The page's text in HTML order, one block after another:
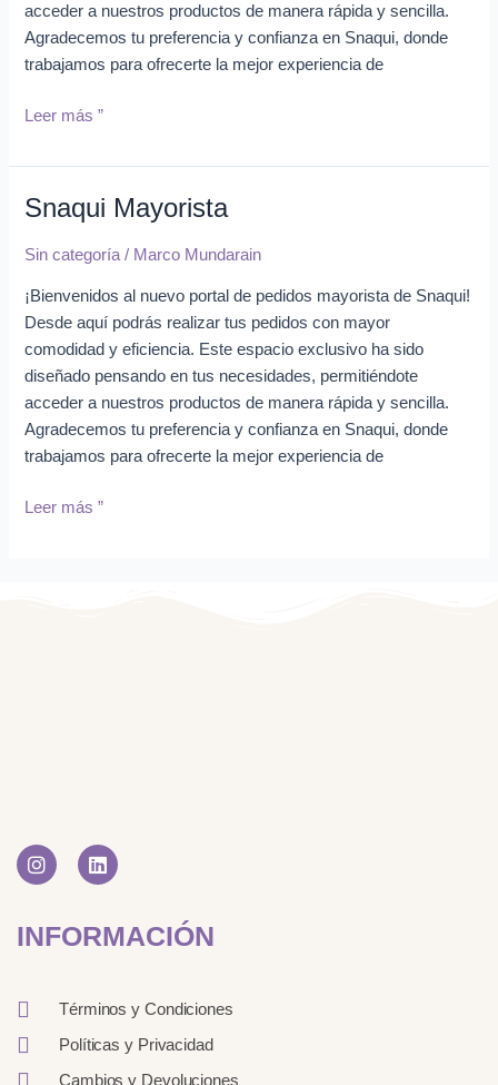
acceder a nuestros productos de manera rápida y sencilla.
Agradecemos tu preferencia y confianza en Snaqui, donde
trabajamos para ofrecerte la mejor experiencia de
Leer más ”
Snaqui Mayorista
Sin categoría / Marco Mundarain
¡Bienvenidos al nuevo portal de pedidos mayorista de Snaqui!
Desde aquí podrás realizar tus pedidos con mayor
comodidad y eficiencia. Este espacio exclusivo ha sido
diseñado pensando en tus necesidades, permitiéndote
acceder a nuestros productos de manera rápida y sencilla.
Agradecemos tu preferencia y confianza en Snaqui, donde
trabajamos para ofrecerte la mejor experiencia de
Snaqui
Leer más ”
I
n
a
L
i
e
INFORMACIÓN
Términos y Condiciones
Políticas y Privacidad
Cambios y Devoluciones